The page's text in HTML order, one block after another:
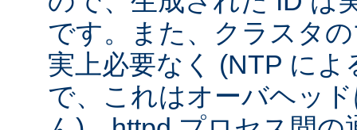
です。また、クラスタ
実上必要なく (NTP に
で、これはオーバヘッ